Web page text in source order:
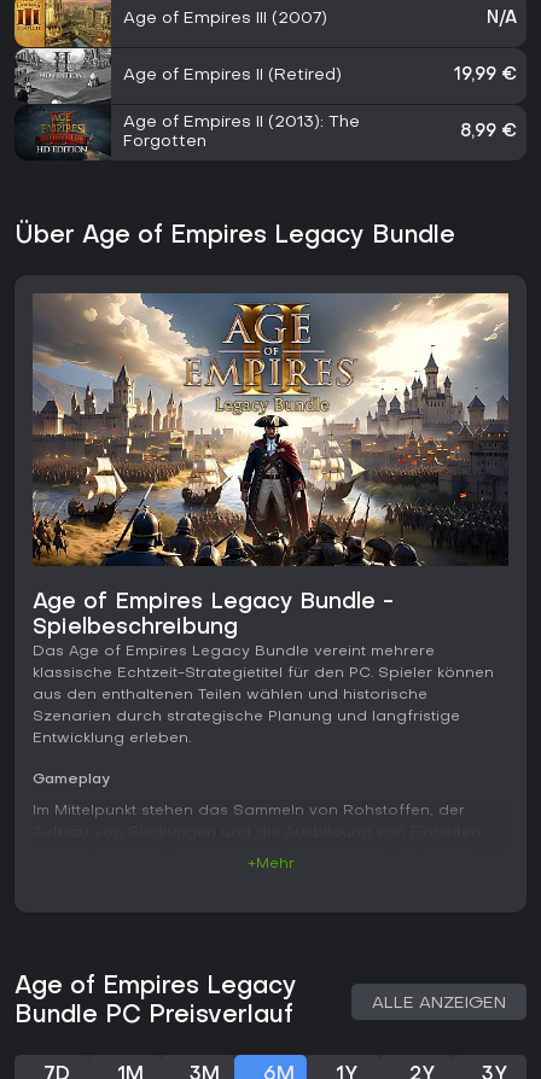
Age of Empires III (2007) N/A
Age of Empires II (Retired) 19,99 €
Age of Empires II (2013): The
Forgotten
8,99 €
Über Age of Empires Legacy Bundle
Age of Empires Legacy Bundle -
Spielbeschreibung
Das Age of Empires Legacy Bundle vereint mehrere
klassische Echtzeit-Strategietitel für den PC. Spieler können
aus den enthaltenen Teilen wählen und historische
Szenarien durch strategische Planung und langfristige
Entwicklung erleben.
Gameplay
Im Mittelpunkt stehen das Sammeln von Rohstoffen, der
Bedrohungen durch Gegner auf.
Zu den Rohstoffen zählen in der Regel Nahrung, Holz, Gold
unterstützen. Ein ausgewogenes Management dieser
+Mehr
Age of Empires Legacy
Bundle PC Preisverlauf
ALLE ANZEIGEN